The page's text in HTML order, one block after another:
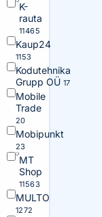
K-
rauta
11465
Kaup24
1153
Kodutehnika
Grupp OÜ 17
Mobile
Trade
20
Mobipunkt
23
MT
Shop
11563
MULTO
1272